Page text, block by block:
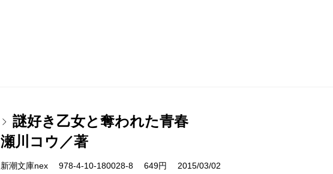
謎好き乙女と奪われた青春
瀬川コウ／著
新潮文庫nex 978-4-10-180028-8 649円 2015/03/02